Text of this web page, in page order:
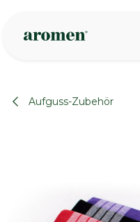
Aufguss-Zubehör